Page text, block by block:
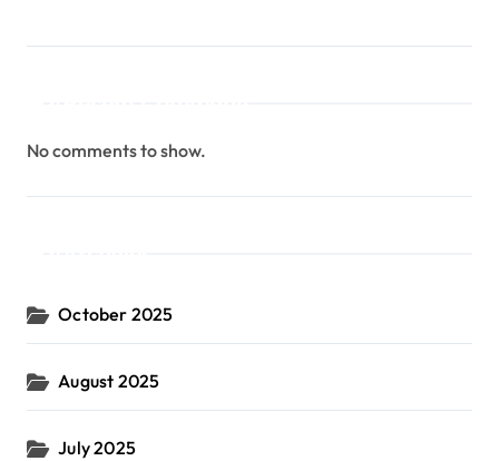
No comments to show.
October 2025
August 2025
July 2025